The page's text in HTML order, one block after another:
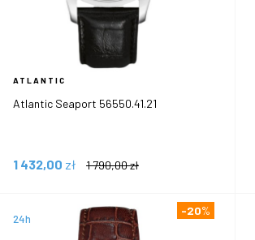
ATLANTIC
Atlantic Seaport 56550.41.21
1 432,00 zł 1 790,00zł
24h
-20%